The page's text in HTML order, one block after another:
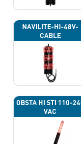
NAVILITE-HI-48V-
CABLE
OBSTA HI STI 110-
VAC